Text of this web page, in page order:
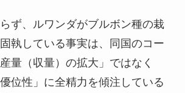
ず、ルワンダがブルボン種の栽
執している事実は、同国のコー
量（収量）の拡大」ではなく
優位性」に全精力を傾注している